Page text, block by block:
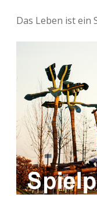
Das Leben ist ein